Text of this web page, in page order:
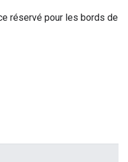
réservé pour les bords de